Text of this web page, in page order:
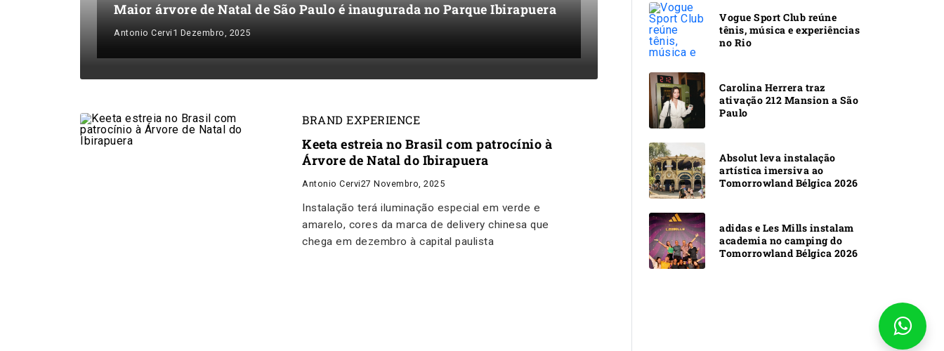
Maior árvore de Natal de São Paulo é inaugurada no Parque Ibirapuera
Antonio Cervi1 Dezembro, 2025
BRAND EXPERIENCE
Keeta estreia no Brasil com patrocínio à
Árvore de Natal do Ibirapuera
Antonio Cervi27 Novembro, 2025
Instalação terá iluminação especial em verde e
amarelo, cores da marca de delivery chinesa que
chega em dezembro à capital paulista
Vogue Sport Club reúne
tênis, música e experiências
no Rio
Carolina Herrera traz
ativação 212 Mansion a São
Paulo
Absolut leva instalação
artística imersiva ao
Tomorrowland Bélgica 2026
adidas e Les Mills instalam
academia no camping do
Tomorrowland Bélgica 2026